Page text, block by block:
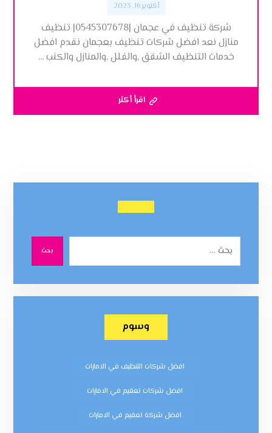
أكتوبر 16, 2023
شركة تنظيف في عجمان |0545307678| تنظيف
منازل نعد افضل شركات تنظيف بعجمان نقدم افضل
خدمات التنظيف الشقق ,والفلل ,والمنازل والكنب ...
اقرأ أكثر
بحث
وسوم
افضل شركات التنظيف في الامارات
افضل شركات تعقيم في الامارات
افضل شركة تعقيم في الامارات